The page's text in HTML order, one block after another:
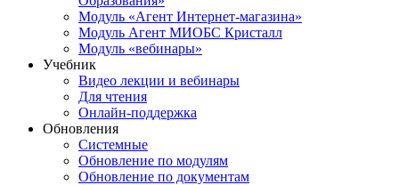
Модуль «Агент Интернет-магазина»
Модуль Агент МИОБС Кристалл
Модуль «вебинары»
Учебник
Видео лекции и вебинары
Для чтения
Онлайн-поддержка
Обновления
Системные
Обновление по модулям
Обновление по документам